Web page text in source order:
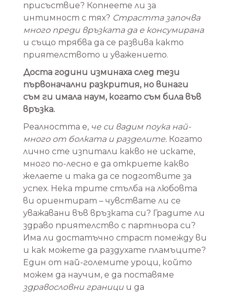
присъствие? Копнеете ли за
интимност с тях? Страстта започва
много преди връзката да е консумирана
и също трябва да се развива както
приятелството и уважението.
Доста години изминаха след тези
първоначални разкрития, но винаги
съм ги имала наум, когато съм била във
връзка.
Реалността е, че си вадим поука най-
много от болката и разделите.Когато
лично сте изпитали какво не искате,
много по-лесно е да откриете какво
желаете и така да се подготвите за
успех. Нека трите стълба на любовта
ви ориентират – чувствате ли се
уважавани във връзката си? Градите ли
здраво приятелство с партньора си?
Има ли достатъчно страст помежду ви
и как можете да раздухате пламъците?
Един от най-големите уроци, който
можем да научим, е да поставяме
здравословни границии да